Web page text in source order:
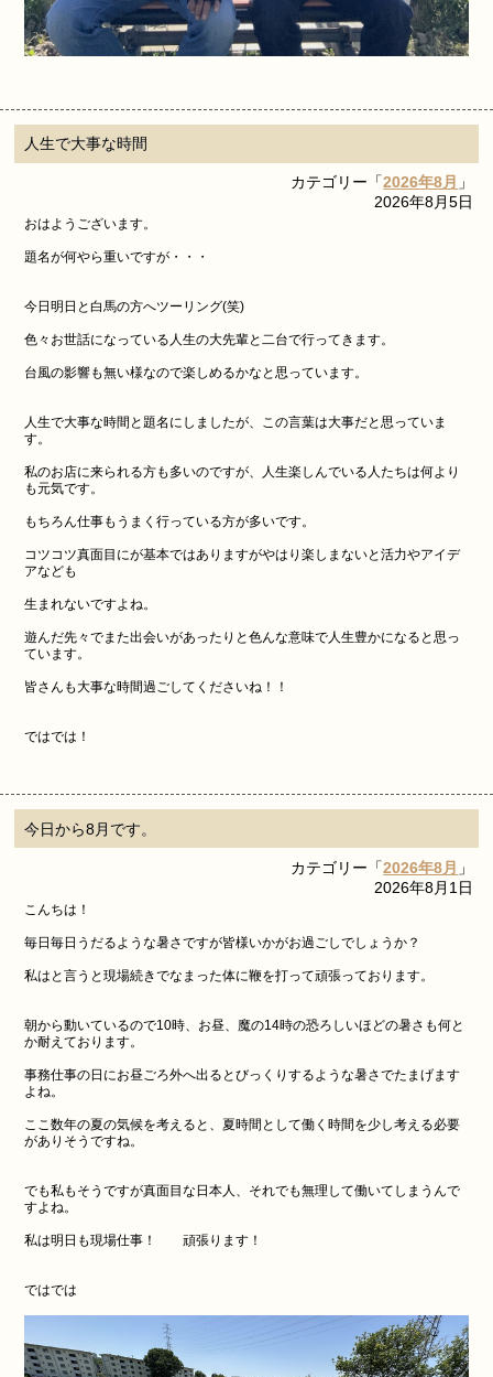
人生で大事な時間
カテゴリー「2026年8月 」
2026年8月5日
おはようございます。
題名が何やら重いですが・・・
今日明日と白馬の方へツーリング(笑)
色々お世話になっている人生の大先輩と二台で行ってきます。
台風の影響も無い様なので楽しめるかなと思っています。
人生で大事な時間と題名にしましたが、この言葉は大事だと思っていま
す。
私のお店に来られる方も多いのですが、人生楽しんでいる人たちは何より
も元気です。
もちろん仕事もうまく行っている方が多いです。
コツコツ真面目にが基本ではありますがやはり楽しまないと活力やアイデ
アなども
生まれないですよね。
遊んだ先々でまた出会いがあったりと色んな意味で人生豊かになると思っ
ています。
皆さんも大事な時間過ごしてくださいね！！
ではでは！
今日から8月です。
カテゴリー「2026年8月 」
2026年8月1日
こんちは！
毎日毎日うだるような暑さですが皆様いかがお過ごしでしょうか？
私はと言うと現場続きでなまった体に鞭を打って頑張っております。
朝から動いているので10時、お昼、魔の14時の恐ろしいほどの暑さも何と
か耐えております。
事務仕事の日にお昼ごろ外へ出るとびっくりするような暑さでたまげます
よね。
ここ数年の夏の気候を考えると、夏時間として働く時間を少し考える必要
がありそうですね。
でも私もそうですが真面目な日本人、それでも無理して働いてしまうんで
すよね。
私は明日も現場仕事！ 頑張ります！
ではでは